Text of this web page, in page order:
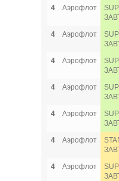
4
Аэрофлот
4
Аэрофлот
4
Аэрофлот
4
Аэрофлот
4
Аэрофлот
4
Аэрофлот
4
Аэрофлот